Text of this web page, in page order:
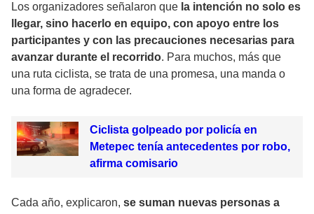
Los organizadores señalaron que la intención no solo es
llegar, sino hacerlo en equipo, con apoyo entre los
participantes y con las precauciones necesarias para
avanzar durante el recorrido. Para muchos, más que
una ruta ciclista, se trata de una promesa, una manda o
una forma de agradecer.
Ciclista golpeado por policía en
Metepec tenía antecedentes por robo,
afirma comisario
Cada año, explicaron, se suman nuevas personas a